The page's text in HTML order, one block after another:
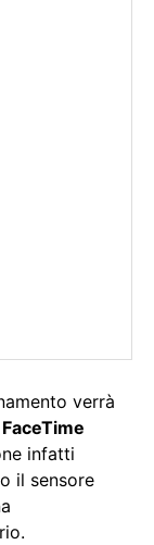
verrà
FaceTime
infatti
il sensore